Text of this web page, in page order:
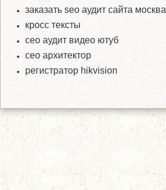
заказать seo аудит сайта москва
кросс тексты
сео аудит видео ютуб
сео архитектор
регистратор hikvision